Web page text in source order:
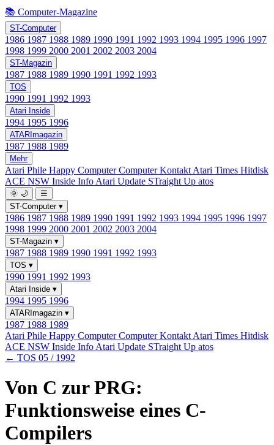
📚 Computer-Magazine
ST-Computer
1986 1987 1988 1989 1990 1991 1992 1993 1994 1995 1996 1997
1998 1999 2000 2001 2002 2003 2004
ST-Magazin
1987 1988 1989 1990 1991 1992 1993
TOS
1990 1991 1992 1993
Atari Inside
1994 1995 1996
ATARImagazin
1987 1988 1989
Mehr
Atari Phile Happy ComputerComputer Kontakt Atari Times Hitdisk
ACE NSW Inside Info Atari Update STraight Up atos
🌞 🌙
☰
ST-Computer ▾
1986 1987 1988 1989 1990 1991 1992 1993 1994 1995 1996 1997
1998 1999 2000 2001 2002 2003 2004
ST-Magazin ▾
1987 1988 1989 1990 1991 1992 1993
TOS ▾
1990 1991 1992 1993
Atari Inside ▾
1994 1995 1996
ATARImagazin ▾
1987 1988 1989
Atari Phile Happy ComputerComputer Kontakt Atari Times Hitdisk
ACE NSW Inside Info Atari Update STraight Up atos
← TOS 05 / 1992
Von C zur PRG:
Funktionsweise eines C-
Compilers